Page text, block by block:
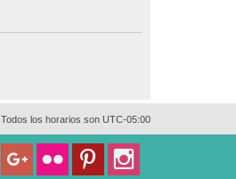
Todos los horarios son UTC-05:00